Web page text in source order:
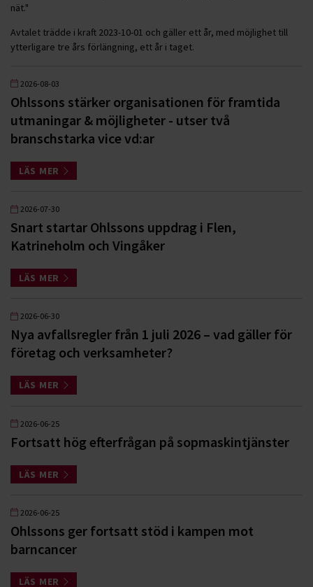
nät."
Avtalet trädde i kraft 2023-10-01 och gäller ett år, med möjlighet till
ytterligare tre års förlängning, ett år i taget.
2026-08-03
Ohlssons stärker organisationen för framtida
utmaningar & möjligheter - utser två
branschstarka vice vd:ar
LÄS MER
2026-07-30
Snart startar Ohlssons uppdrag i Flen,
Katrineholm och Vingåker
LÄS MER
2026-06-30
Nya avfallsregler från 1 juli 2026 – vad gäller för
företag och verksamheter?
LÄS MER
2026-06-25
Fortsatt hög efterfrågan på sopmaskintjänster
LÄS MER
2026-06-25
Ohlssons ger fortsatt stöd i kampen mot
barncancer
LÄS MER